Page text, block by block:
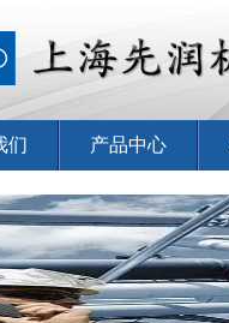
们 产品中心